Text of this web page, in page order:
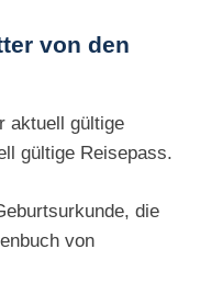
von den
aktuell gültige
gültige Reisepass.
die
von